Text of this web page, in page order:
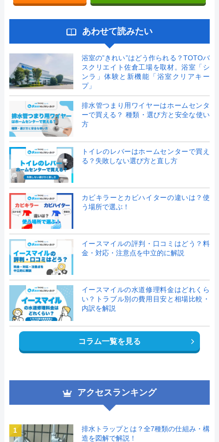
あわせて読みたい
浴室の”きれい”はどう作られる？TOTOバ
スクリエイト佐倉工場を取材。浴室「シ
ンラ」体験と新機能「浴室クリアキー
プ」
排水管つまり用ワイヤーはホームセンタ
ーで買える？ 種類・選び方と安全な使い
方
トイレのレバーはホームセンターで買え
る？失敗しない選び方と直し方
カビキラーとカビハイターの違いは？使
う場所で選ぶ！
イースマイルの評判・口コミはどう？料
金・対応・注意点を中立的に解説
イースマイルの水道修理料金はどれくら
い？トラブル別の費用目安と相場比較・
内訳を解説
コラム一覧を見る
アクセスランキング
1
排水トラップとは？全7種類の仕組み・構
造を図解で解説！